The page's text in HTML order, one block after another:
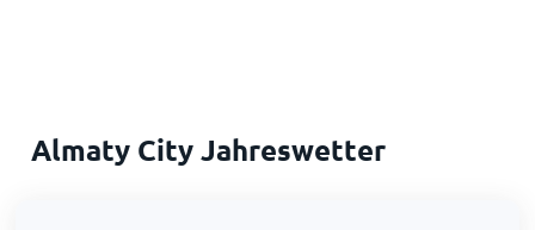
Almaty City Jahreswetter